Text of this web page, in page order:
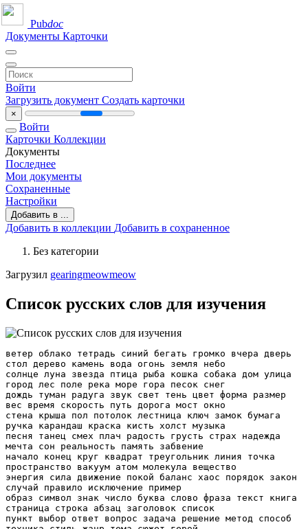
Pubdoc
Документы Карточки
Войти
Загрузить документ Создать карточки
×
Войти
Карточки Коллекции
Документы
Последнее
Мои документы
Сохраненные
Настройки
Добавить в ...
Добавить в коллекции Добавить в сохраненное
Без категории
Загрузил gearingmeowmeow
Список русских слов для изучения
ветер облако тетрадь синий бегать громко вчера дверь стол дерево камень вода огонь земля небо солнце луна звезда птица рыба кошка собака дом улица город лес поле река море гора песок снег дождь туман радуга звук свет тень цвет форма размер вес время скорость путь дорога мост окно стена крыша пол потолок лестница ключ замок бумага ручка карандаш краска кисть холст музыка песня танец смех плач радость грусть страх надежда мечта сон реальность память забвение начало конец круг квадрат треугольник линия точка пространство вакуум атом молекула вещество энергия сила движение покой баланс хаос порядок закон случай правило исключение пример образ символ знак число буква слово фраза текст книга страница строка абзац заголовок список пункт выбор ответ вопрос задача решение метод способ техника стиль жанр тема сюжет герой автор читатель зритель слушатель участник наблюдатель свидетель источник причина следствие результат эффект явление процесс стадия этап уровень степень мера количество качество свойство признак отличие сходство противоречие согласие компромисс диалог монолог тишина шум гул звон стук скрип шелест шепот крик голос речь язык культура традиция обычай праздник ритуал обряд церемония встреча прощание приветствие благодарность извинение признание утверждение отрицание сомнение уверенность вера убеждение мнение точка зрения взгляд позиция сторона угол направление вектор стрелка компас карта схема план проект чертёж модель образец шаблон стандарт норма правило закон принцип аксиома теорема формула уравнение функция график диаграмма таблица матрица вектор скаляр тензор поле поток вихрь волна частота амплитуда фаза резонанс интерференция дифракция рефракция поглощение излучение отражение преломление рассеяние фокусировка увеличение разрешение контраст яркость насыщенность оттенок тон цвет палитра спектр радуга призма свет линза зеркало стекло кристалл металл дерево пластик ткань кожа бумага картон резина воск глина песок галька камень скала минерал руда металл сплав композит полимер тихий шорох листьев внезапный порыв старый фонарь разбитое стекло покрытый пылью подоконник залитый светом ковёр приглушённый звук шагов эхо в пустом коридоре запах дождя на асфальте тепло от чашки холод от стены мягкость пледа жёсткость доски гладкость мрамора шероховатость кирпича блеск металла матовость дерева прозрачность воды непрозрачность тумана лёгкость пера тяжесть камня быстрота мысли медлительность сна чёткость линий размытость форм симметрия круга асимметрия волны порядок в хаосе хаос в порядке тишина между звуками пауза между словами пространство между строками смысл между строк жизнь между днями мечта между снами реальность между вымыслом выбор между да и нет путь между началом и концом шаг между прошлым и будущим мгновение между вдохом и выдохом взгляд между встречей и прощанием слово между молчанием и криком жест между спокойствием и тревогой движение между покоем и суетой жизнь между рождением и забвением свет между тьмой и рассветом звук между тишиной и шумом тепло между холодом и огнём вода между льдом и паром земля между камнем и пылью воздух между ветром и застоем время между прошлым и завтра память между фактом и вымыслом вера между знанием и сомнением любовь между близостью и расстоянием дружба между встречей и расставанием доверие между открытостью и тайной правда между фактом и интерпретацией ложь между ошибкой и умыслом надежда между отчаянием и верой страх между угрозой и спокойствием радость между улыбкой и слезой грусть между памятью и забвением смех между шуткой и болью плач между облегчением и тяжестью тишина между словами и молчанием звук между нотой и паузой свет между лучом и тенью цвет между оттенком и фоном форма между контуром и пустотой размер между масштабом и деталью вес между лёгкостью и тяжестью скорость между мгновенным и медленным путь между началом и концом дорога между выбором и судьбой мост между берегами и людьми окно между домом и миром стена между защитой и ограничением дверь между входом и выходом ключ между замком и свободой замок между тайной и доступом бумага между словом и действием ручка между мыслью и текстом карандаш между черновиком и финалом краска между холстом и воображением кисть между мазком и шедевром холст между пустотой и полнотой музыка между нотами и чувствами песня между словами и мелодией танец между движением и ритмом смех между радостью и облегчением плач между грустью и очищением радость между моментом и памятью грусть между потерей и принятием страх между неизвестностью и опытом надежда между тьмой и светом мечта между реальностью и воображением сон между отдыхом и откровением реальность между фактом и восприятием память между прошлым и настоящим забвение между временем и прощением начало между концом и возможностью конец между завершением и новым стартом круг между движением и возвратом квадрат между стабильностью и ограничением треугольник между балансом и напряжением линия между точками и направлением точка между пространством и смыслом пространство между пустотой и наполненностью вакуум между отсутствием и потенциалом атом между ядром и оболочкой молекула между связью и движением вещество между формой и сутью энергия между покоем и действием сила между сопротивлением и движением движение между инерцией и ускорением покой между балансом и равновесием баланс между хаосом и порядком хаос между непредсказуемостью и творчеством порядок между правилом и свободой закон между неизбежностью и исключением случай между вероятностью и неожиданностью правило между традицией и изменением исключение между нормой и уникальностью пример между иллюстрацией и доказательством образ между восприятием и реальностью символ между знаком и смыслом знак между указанием и молчанием число между количеством и качеством буква между звуком и записью слово между мыслью и выражением фраза между частями и целым текст между строками и подтекстом книга между страницами и знанием страница между началом и концом строка между словами и ритмом абзац между мыслями и паузами заголовок между темой и вниманием список между пунктами и структурой пункт между деталью и целым выбор между вариантами и решением ответ между вопросом и истиной вопрос между поиском и открытием задача между сложностью и решением решение между логикой и интуицией метод между подходом и результатом способ между простотой и эффективностью техника между мастерством и практикой стиль между индивидуальностью и узнаваемостью жанр между формой и содержанием тема между идеей и воплощением сюжет между событиями и смыслом герой между действием и характером автор между творением и ответственностью читатель между восприятием и интерпретацией зритель между наблюдением и эмоцией слушатель между вниманием и пониманием участник между вовлечённостью и дистанцией наблюдатель между нейтральностью и осознанием свидетель между фактом и памятью источник между началом и потоком причина между событием и последствием следствие между действием и реакцией результат между процессом и финалом эффект между воздействием и восприятием явление между проявлением и сутью процесс между началом и завершением стадия между переходом и состоянием этап между прогрессом и остановкой уровень между глубиной и высотой степень между мерой и оценкой мера между количеством и качеством количество между числом и объёмом качество между свойством и ценностью свойство между характеристикой и сутью признак между отличием и узнаваемостью отличие между уникальностью и общностью сходство между похожим и одинаковым противоречие между конфликтом и балансом согласие между гармонией и принятием компромисс между уступкой и решением диалог между словами и пониманием монолог между голосом и мыслью тишина между звуками и спокойствием шум между хаосом и жизнью гул между вибрацией и эхом звон между металлом и ясностью стук между ударом и ритмом скрип между трением и возрастом шелест между листьями и ветром шепот между близостью и секретом крик между болью и освобождением голос между звуком и личностью речь между словом и культурой язык между общением и идентичностью культура между традицией и развитием традиция между прошлым и настоящим обычай между привычкой и нормой праздник между радостью и объединением ритуал между действием и смыслом обряд между переходом и принятием церемония между формой и содержанием встреча между людьми и временем прощание между концом и началом приветствие между знакомством и уважением благодарность между получением и признанием извинение между ошибкой и восстановлением признание между правдой и смелостью утверждение между уверенностью и фактом отрицание между сомнением и защитой сомнение между вопросом и поиском уверенность между знанием и спокойствием вера между доверием и надеждой убеждение между мнением и принципом мнение между восприятием и интерпретацией точка зрения между углом и пониманием взгляд между наблюдением и оценкой позиция между выбором и ответственностью сторона между разделением и балансом угол между направлением и поворотом направление между целью и движением вектор между величиной и ориентацией стрелка между указанием и выбором компас между ориентацией и свободой карта между пространством и знанием схема между структурой и простотой план между идеей и реализацией проект между замыслом и воплощением чертёж между точностью и творчеством модель между упрощением и пониманием образец между стандартом и уникальностью шаблон между повторением и эффективностью стандарт между нормой и качеством норма между правилом и обществом правило между порядком и свободой закон между неизбежностью и справедливостью принцип между основой и применением аксиома между очевидностью и фундаментом теорема между доказательством и истиной формула между символами и смыслом уравнение между балансом и решением функция между зависимостью и предсказанием график между визуализацией и данными диаграмма между сравнением и ясностью таблица между структурой и информацией матрица между системой и преобразованием вектор между направлением и величиной скаляр между числом и мерой тензор ме